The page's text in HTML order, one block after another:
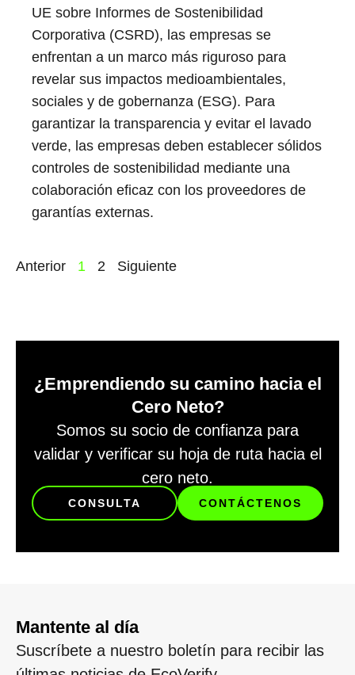
UE sobre Informes de Sostenibilidad
Corporativa (CSRD), las empresas se
enfrentan a un marco más riguroso para
revelar sus impactos medioambientales,
sociales y de gobernanza (ESG). Para
garantizar la transparencia y evitar el lavado
verde, las empresas deben establecer sólidos
controles de sostenibilidad mediante una
colaboración eficaz con los proveedores de
garantías externas.
Anterior 1 2 Siguiente
¿Emprendiendo su camino hacia el
Cero Neto?
Somos su socio de confianza para
validar y verificar su hoja de ruta hacia el
cero neto.
CONSULTA CONTÁCTENOS
Mantente al día
Suscríbete a nuestro boletín para recibir las